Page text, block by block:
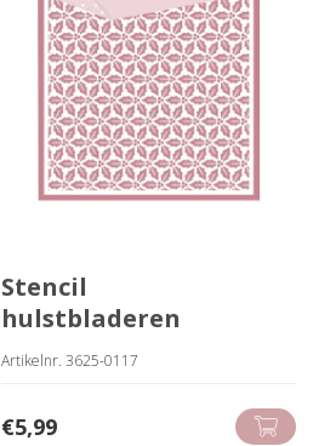
stencil
hulstbladeren
Artikelnr. 3625-0117
€5,99